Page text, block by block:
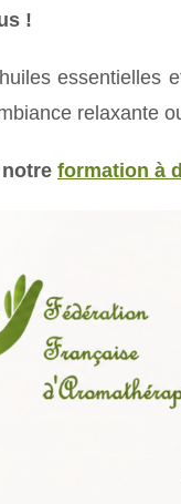
!
essentielles
relaxante
formation à